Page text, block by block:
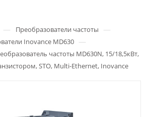
— Преобразователи частоты —
Inovance MD630 —
частоты MD630N, 15/18,5кВт,
STO, Multi-Ethernet, Inovance